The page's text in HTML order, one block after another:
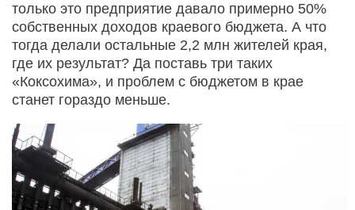
только это предприятие давало примерно 50%
собственных доходов краевого бюджета. А что
тогда делали остальные 2,2 млн жителей края,
где их результат? Да поставь три таких
«Коксохима», и проблем с бюджетом в крае
станет гораздо меньше.